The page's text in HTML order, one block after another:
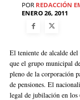
POR REDACCIÓN
ENERO 26, 2011
El teniente de alcalde
que el grupo municipal
pleno de la corporación
de pensiones. El
legal de jubilación en